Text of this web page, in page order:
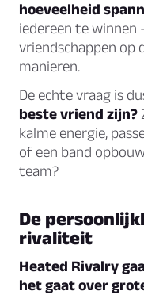
hoeveelheid
iedereen te
vriendschappen op
manieren.
De echte vraag is
beste vriend zijn?
kalme energie,
of een band
team?
De
rivaliteit
Heated Rivalry
het gaat over